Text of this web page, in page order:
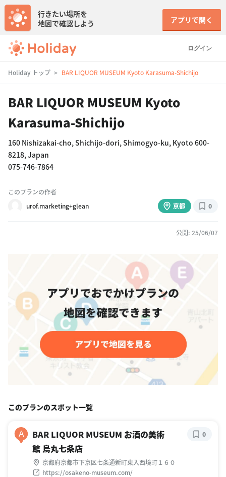
ログイン
行きたい場所を
地図で確認しよう
アプリで開く
Holiday トップ BAR LIQUOR MUSEUM Kyoto Karasuma-Shichijo
BAR LIQUOR MUSEUM Kyoto
Karasuma-Shichijo
160 Nishizakai-cho, Shichijo-dori, Shimogyo-ku, Kyoto 600-
8218, Japan
075-746-7864
このプランの作者
urof.marketing+glean
京都 0
公開: 25/06/07
このプランのスポット一覧
A
BAR LIQUOR MUSEUM お酒の美術
館 烏丸七条店
京都府京都市下京区七条通新町東入西境町１６０
https://osakeno-museum.com/
0